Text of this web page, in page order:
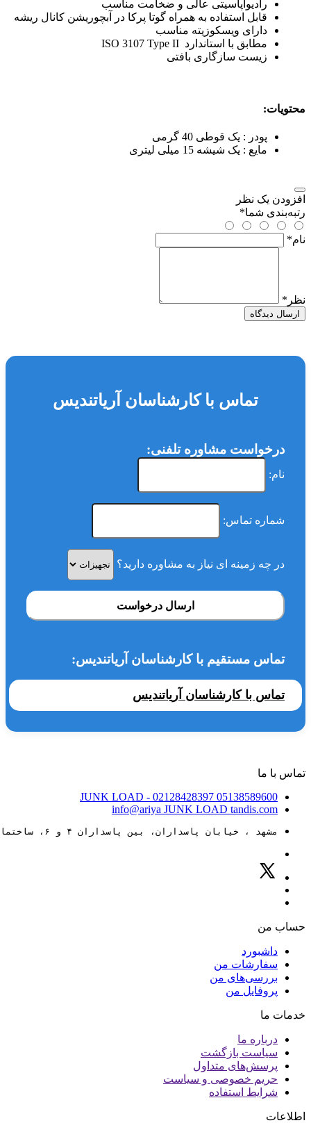
رادیواپاسیتی عالی و ضخامت مناسب
قابل استفاده به همراه گوتا پرکا در آبچوریشن کانال ریشه
دارای ویسکوزیته مناسب
مطابق با استاندارد ISO 3107 Type II
زیست سازگاری بافتی
محتویات:
پودر : یک قوطی 40 گرمی
مایع : یک شیشه 15 میلی لیتری
افزودن یک نظر
رتبه‌بندی شما*
نام*
نظر *
ارسال دیدگاه
تماس با کارشناسان آریاتندیس
درخواست مشاوره تلفنی:
نام:
شماره تماس:
در چه زمینه ای نیاز به مشاوره دارید؟
ارسال درخواست
تماس مستقیم با کارشناسان آریاتندیس:
تماس با کارشناسان آریاتندیس
تماس با ما
05138589600
JUNK LOAD - 02128428397
info@ariya JUNK LOAD tandis.com
مشهد ، خیابان پاسداران، بین پاسداران ۴ و ۶، ساختمان ۸۸
حساب من
داشبورد
سفارشات من
بررسی‌های من
پروفایل من
خدمات ما
درباره ما
سیاست بازگشت
پرسش‌های متداول
حریم خصوصی و سیاست
شرایط استفاده
اطلاعات